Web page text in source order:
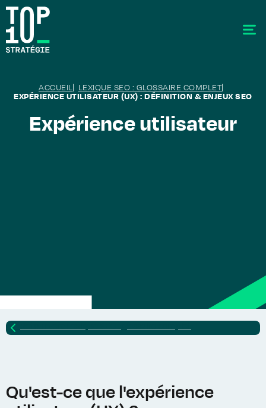
ACCUEIL
LEXIQUE SEO : GLOSSAIRE COMPLET
EXPÉRIENCE UTILISATEUR (UX) : DÉFINITION & ENJEUX SEO
Expérience utilisateur
Qu'est-ce que l'expérience